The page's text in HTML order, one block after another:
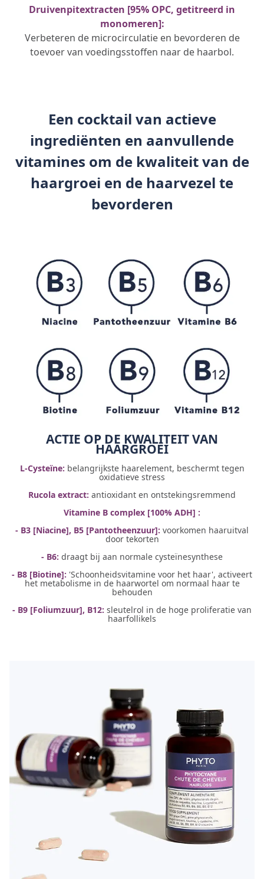
Druivenpitextracten [95% OPC, getitreerd in
monomeren]:
Verbeteren de microcirculatie en bevorderen de
toevoer van voedingsstoffen naar de haarbol.
Een cocktail van actieve
ingrediënten en aanvullende
vitamines om de kwaliteit van de
haargroei en de haarvezel te
bevorderen
ACTIE OP DE KWALITEIT VAN
HAARGROEI
L-Cysteïne: belangrijkste haarelement, beschermt tegen
oxidatieve stress
Rucola extract: antioxidant en ontstekingsremmend
Vitamine B complex [100% ADH] :
- B3 [Niacine], B5 [Pantotheenzuur]: voorkomen haaruitval
door tekorten
- B6: draagt bij aan normale cysteïnesynthese
- B8 [Biotine]: 'Schoonheidsvitamine voor het haar', activeert
het metabolisme in de haarwortel om normaal haar te
behouden
- B9 [Foliumzuur], B12: sleutelrol in de hoge proliferatie van
haarfollikels